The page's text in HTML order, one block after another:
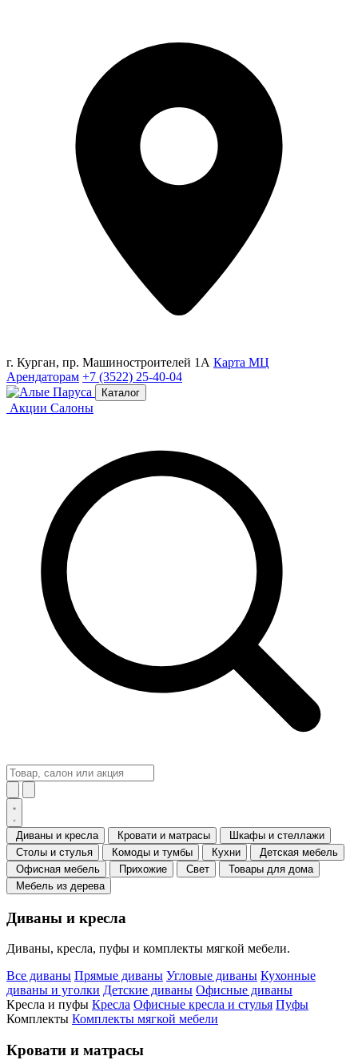
г. Курган, пр. Машиностроителей 1А Карта МЦ
Арендаторам +7 (3522) 25-40-04
Каталог
Акции Салоны
Диваны и кресла Кровати и матрасы
Шкафы и стеллажи
Столы и стулья
Комоды и тумбы Кухни
Детская мебель
Офисная мебель
Прихожие Свет
Товары для дома
Мебель из дерева
Диваны и кресла
Диваны, кресла, пуфы и комплекты мягкой мебели.
Все диваны Прямые диваны Угловые диваны Кухонные
диваны и уголки Детские диваны Офисные диваны
Кресла и пуфы Кресла Офисные кресла и стулья Пуфы
Комплекты Комплекты мягкой мебели
Кровати и матрасы